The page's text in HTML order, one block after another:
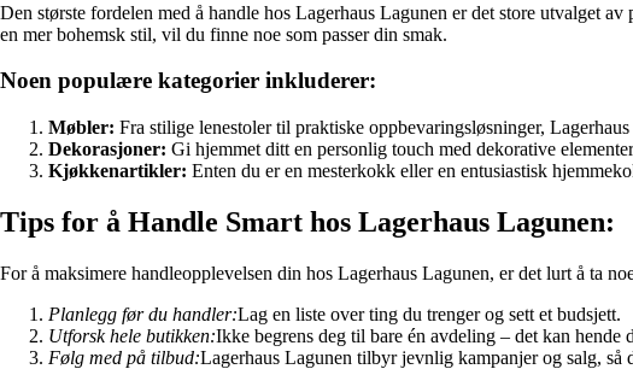
Den største fordelen med å handle hos Lagerhaus Lagunen er det store utvalget
en mer bohemsk stil, vil du finne noe som passer din smak.
Noen populære kategorier inkluderer:
Møbler: Fra stilige lenestoler til praktiske oppbevaringsløsninger,
Dekorasjoner: Gi hjemmet ditt en personlig touch med dekorative
Kjøkkenartikler: Enten du er en mesterkokk eller en entusiastisk
Tips for å Handle Smart hos Lagerhaus Lagunen:
For å maksimere handleopplevelsen din hos Lagerhaus Lagunen, er det lurt å ta
Planlegg før du handler:Lag en liste over ting du trenger og sett et budsjett.
Utforsk hele butikken:Ikke begrens deg til bare én avdeling – det kan
Følg med på tilbud:Lagerhaus Lagunen tilbyr jevnlig kampanjer og salg, så